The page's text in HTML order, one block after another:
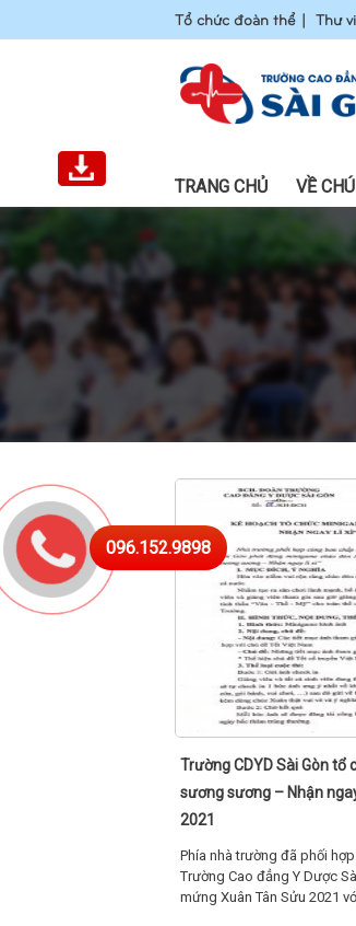
Tổ chức đoàn thể Thư
TRANG CHỦ VỀ
096.152.9898
Trường CDYD Sài Gòn tổ
sương sương – Nhận
2021
Phía nhà trường đã phối
Trường Cao đẳng Y Dược
mứng Xuân Tân Sửu 2021